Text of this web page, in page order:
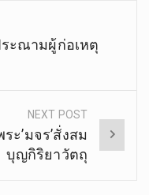
ะณามผู้ก่อเหตุ
NEXT POST
’มจร’สั่งสม
บุญกิริยาวัตถุ